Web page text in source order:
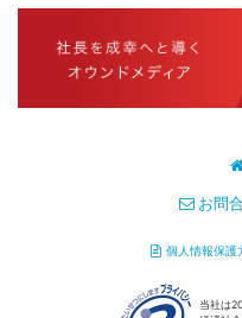
お問
個人情報保護
当社は